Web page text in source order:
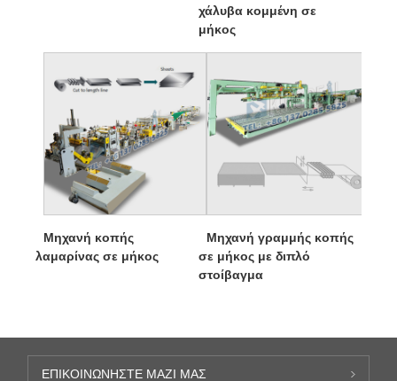
χάλυβα κομμένη σε
μήκος
Μηχανή κοπής
λαμαρίνας σε μήκος
Μηχανή γραμμής κοπής
σε μήκος με διπλό
στοίβαγμα
ΕΠΙΚΟΙΝΩΝΉΣΤΕ ΜΑΖΊ ΜΑΣ